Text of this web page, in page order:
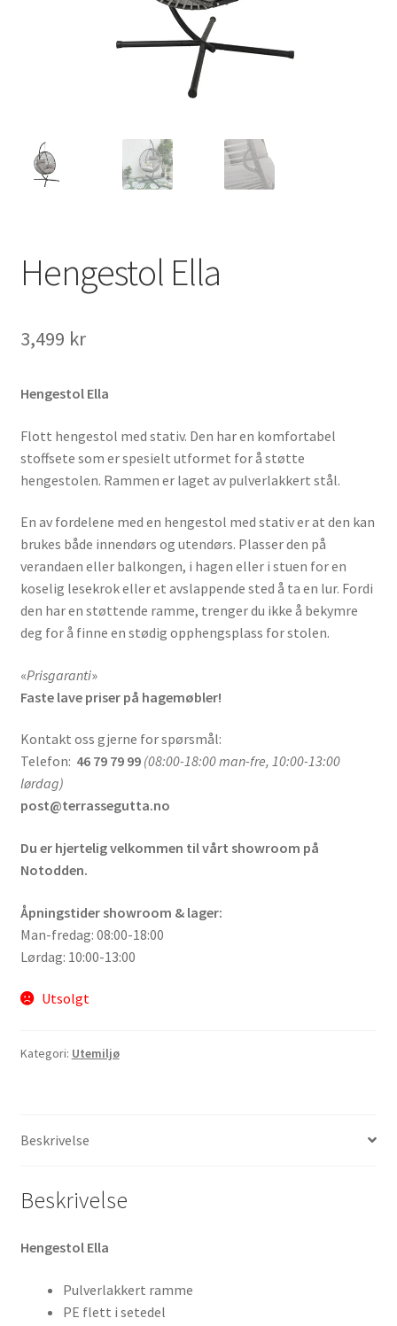
Hengestol Ella
3,499 kr
Hengestol Ella
Flott hengestol med stativ. Den har en komfortabel
stoffsete som er spesielt utformet for å støtte
hengestolen. Rammen er laget av pulverlakkert stål.
En av fordelene med en hengestol med stativ er at den kan
brukes både innendørs og utendørs. Plasser den på
verandaen eller balkongen, i hagen eller i stuen for en
koselig lesekrok eller et avslappende sted å ta en lur. Fordi
den har en støttende ramme, trenger du ikke å bekymre
deg for å finne en stødig opphengsplass for stolen.
«Prisgaranti»
Faste lave priser på hagemøbler!
Kontakt oss gjerne for spørsmål:
Telefon: 46 79 79 99 (08:00-18:00 man-fre, 10:00-13:00
lørdag)
post@terrassegutta.no
Du er hjertelig velkommen til vårt showroom på
Notodden.
Åpningstider showroom & lager:
Man-fredag: 08:00-18:00
Lørdag: 10:00-13:00
Utsolgt
Kategori: Utemiljø
Beskrivelse
Beskrivelse
Hengestol Ella
Pulverlakkert ramme
PE flett i setedel